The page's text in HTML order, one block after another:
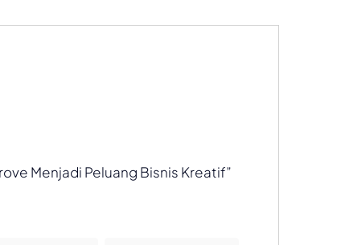
Menjadi Peluang Bisnis Kreatif”